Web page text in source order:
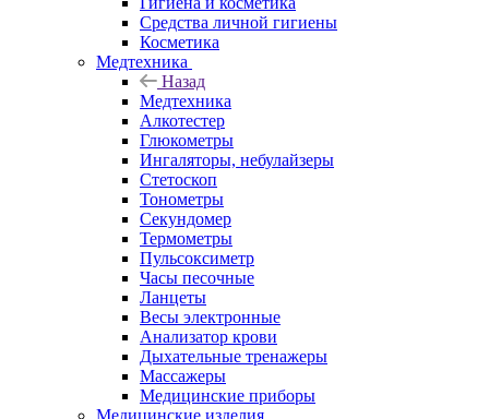
Средства личной гигиены
Косметика
Медтехника
Назад
Медтехника
Алкотестер
Глюкометры
Ингаляторы, небулайзеры
Стетоскоп
Тонометры
Секундомер
Термометры
Пульсоксиметр
Часы песочные
Ланцеты
Весы электронные
Анализатор крови
Дыхательные тренажеры
Массажеры
Медицинские приборы
Медицинские изделия